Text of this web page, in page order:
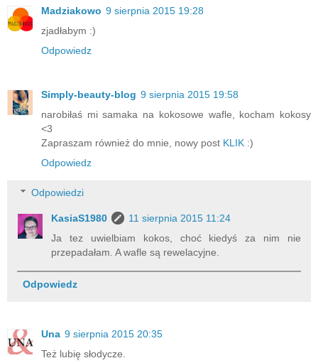
Madziakowo 9 sierpnia 2015 19:28
zjadłabym :)
Odpowiedz
Simply-beauty-blog 9 sierpnia 2015 19:58
narobiłaś mi samaka na kokosowe wafle, kocham kokosy
<3
Zapraszam również do mnie, nowy post KLIK :)
Odpowiedz
Odpowiedzi
KasiaS1980
11 sierpnia 2015 11:24
Ja tez uwielbiam kokos, choć kiedyś za nim nie
przepadałam. A wafle są rewelacyjne.
Odpowiedz
Una 9 sierpnia 2015 20:35
Też lubię słodycze.